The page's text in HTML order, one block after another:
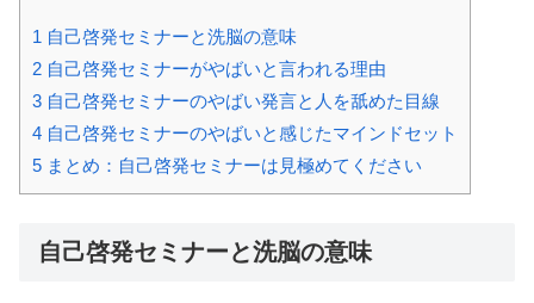
1 自己啓発セミナーと洗脳の意味
2 自己啓発セミナーがやばいと言われる理由
3 自己啓発セミナーのやばい発言と人を舐めた目線
4 自己啓発セミナーのやばいと感じたマインドセット
5 まとめ：自己啓発セミナーは見極めてください
自己啓発セミナーと洗脳の意味